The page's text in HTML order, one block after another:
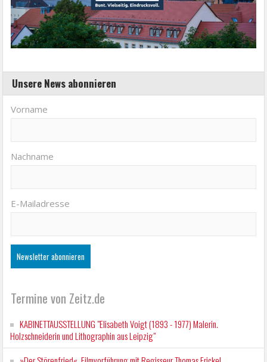
Unsere News abonnieren
Vorname
Nachname
E-Mailadresse
Termine von Zeitz.de
KABINETTAUSSTELLUNG "Elisabeth Voigt (1893 - 1977) Malerin.
Holzschneiderin und Lithographin aus Leipzig"